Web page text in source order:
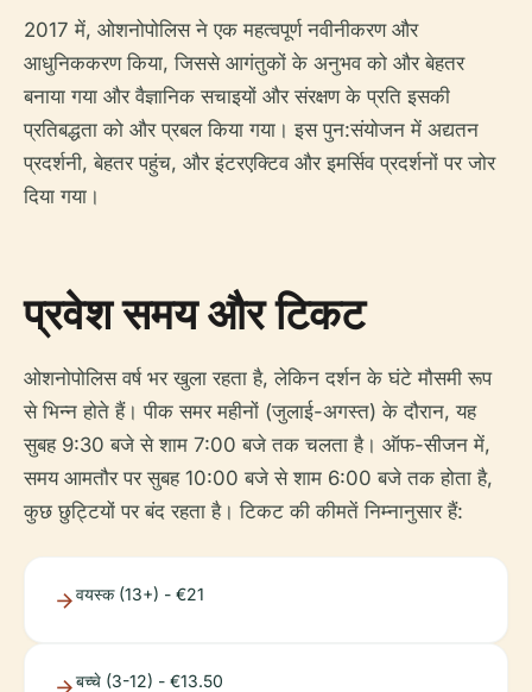
2017 में, ओशनोपोलिस ने एक महत्वपूर्ण नवीनीकरण और
आधुनिककरण किया, जिससे आगंतुकों के अनुभव को और बेहतर
बनाया गया और वैज्ञानिक सचाइयों और संरक्षण के प्रति इसकी
प्रतिबद्धता को और प्रबल किया गया। इस पुन:संयोजन में अद्यतन
प्रदर्शनी, बेहतर पहुंच, और इंटरएक्टिव और इमर्सिव प्रदर्शनों पर जोर
दिया गया।
प्रवेश समय और टिकट
ओशनोपोलिस वर्ष भर खुला रहता है, लेकिन दर्शन के घंटे मौसमी रूप
से भिन्न होते हैं। पीक समर महीनों (जुलाई-अगस्त) के दौरान, यह
सुबह 9:30 बजे से शाम 7:00 बजे तक चलता है। ऑफ-सीजन में,
समय आमतौर पर सुबह 10:00 बजे से शाम 6:00 बजे तक होता है,
कुछ छुट्टियों पर बंद रहता है। टिकट की कीमतें निम्नानुसार हैं:
वयस्क (13+) - €21
बच्चे (3-12) - €13.50